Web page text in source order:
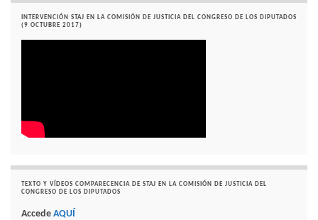
INTERVENCIÓN STAJ EN LA COMISIÓN DE JUSTICIA DEL CONGRESO DE LOS DIPUTADOS
(9 OCTUBRE 2017)
TEXTO Y VÍDEOS COMPARECENCIA DE STAJ EN LA COMISIÓN DE JUSTICIA DEL
CONGRESO DE LOS DIPUTADOS
Accede AQUÍ